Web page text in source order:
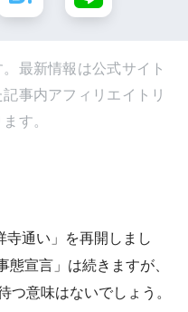
最新情報は公式サイト
事内アフィリエイトリ
す。
寺通い」を再開しまし
宣言」は続きますが、
つ意味はないでしょう。